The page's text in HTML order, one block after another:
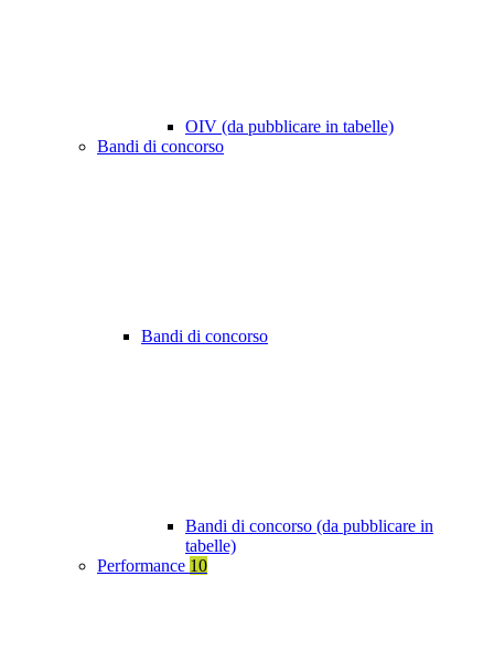
OIV (da pubblicare in tabelle)
Bandi di concorso
Bandi di concorso
Bandi di concorso (da pubblicare in
tabelle)
Performance 10